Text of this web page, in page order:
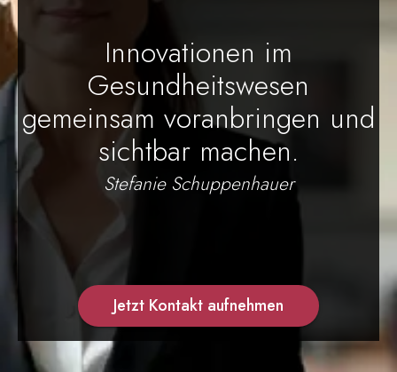
Innovationen im
Gesundheitswesen
gemeinsam voranbringen und
sichtbar machen.
Stefanie Schuppenhauer
Jetzt Kontakt aufnehmen